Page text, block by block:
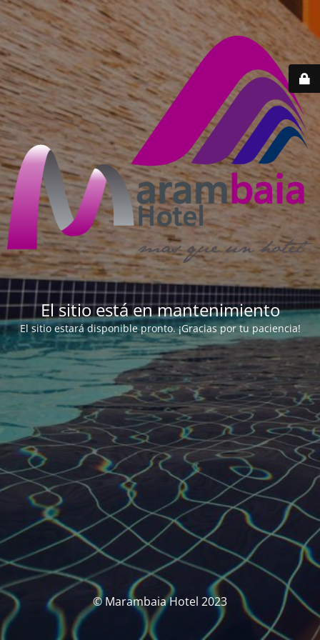
El sitio está en mantenimiento
El sitio estará disponible pronto. ¡Gracias por tu paciencia!
© Marambaia Hotel 2023